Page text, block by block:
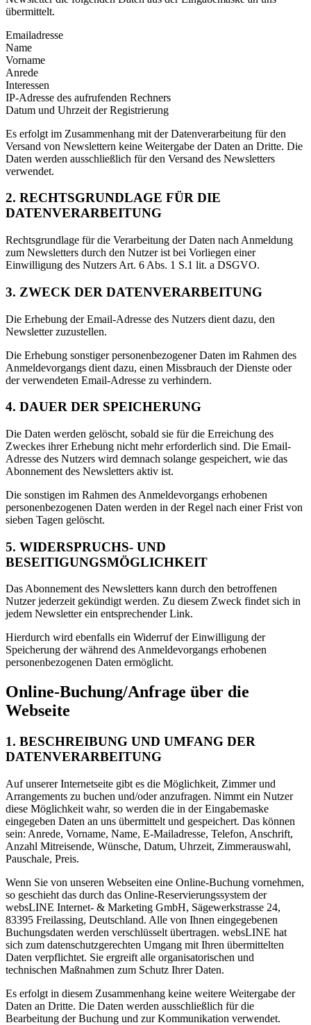
übermittelt.
Emailadresse
Name
Vorname
Anrede
Interessen
IP-Adresse des aufrufenden Rechners
Datum und Uhrzeit der Registrierung
Es erfolgt im Zusammenhang mit der Datenverarbeitung für den
Versand von Newslettern keine Weitergabe der Daten an Dritte. Die
Daten werden ausschließlich für den Versand des Newsletters
verwendet.
2. RECHTSGRUNDLAGE FÜR DIE
DATENVERARBEITUNG
Rechtsgrundlage für die Verarbeitung der Daten nach Anmeldung
zum Newsletters durch den Nutzer ist bei Vorliegen einer
Einwilligung des Nutzers Art. 6 Abs. 1 S.1 lit. a DSGVO.
3. ZWECK DER DATENVERARBEITUNG
Die Erhebung der Email-Adresse des Nutzers dient dazu, den
Newsletter zuzustellen.
Die Erhebung sonstiger personenbezogener Daten im Rahmen des
Anmeldevorgangs dient dazu, einen Missbrauch der Dienste oder
der verwendeten Email-Adresse zu verhindern.
4. DAUER DER SPEICHERUNG
Die Daten werden gelöscht, sobald sie für die Erreichung des
Zweckes ihrer Erhebung nicht mehr erforderlich sind. Die Email-
Adresse des Nutzers wird demnach solange gespeichert, wie das
Abonnement des Newsletters aktiv ist.
Die sonstigen im Rahmen des Anmeldevorgangs erhobenen
personenbezogenen Daten werden in der Regel nach einer Frist von
sieben Tagen gelöscht.
5. WIDERSPRUCHS- UND
BESEITIGUNGSMÖGLICHKEIT
Das Abonnement des Newsletters kann durch den betroffenen
Nutzer jederzeit gekündigt werden. Zu diesem Zweck findet sich in
jedem Newsletter ein entsprechender Link.
Hierdurch wird ebenfalls ein Widerruf der Einwilligung der
Speicherung der während des Anmeldevorgangs erhobenen
personenbezogenen Daten ermöglicht.
Online-Buchung/Anfrage über die
Webseite
1. BESCHREIBUNG UND UMFANG DER
DATENVERARBEITUNG
Auf unserer Internetseite gibt es die Möglichkeit, Zimmer und
Arrangements zu buchen und/oder anzufragen. Nimmt ein Nutzer
diese Möglichkeit wahr, so werden die in der Eingabemaske
eingegeben Daten an uns übermittelt und gespeichert. Das können
sein: Anrede, Vorname, Name, E-Mailadresse, Telefon, Anschrift,
Anzahl Mitreisende, Wünsche, Datum, Uhrzeit, Zimmerauswahl,
Pauschale, Preis.
Wenn Sie von unseren Webseiten eine Online-Buchung vornehmen,
so geschieht das durch das Online-Reservierungssystem der
websLINE Internet- & Marketing GmbH, Sägewerkstrasse 24,
83395 Freilassing, Deutschland. Alle von Ihnen eingegebenen
Buchungsdaten werden verschlüsselt übertragen. websLINE hat
sich zum datenschutzgerechten Umgang mit Ihren übermittelten
Daten verpflichtet. Sie ergreift alle organisatorischen und
technischen Maßnahmen zum Schutz Ihrer Daten.
Es erfolgt in diesem Zusammenhang keine weitere Weitergabe der
Daten an Dritte. Die Daten werden ausschließlich für die
Bearbeitung der Buchung und zur Kommunikation verwendet.